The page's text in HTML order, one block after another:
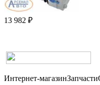
13 982 ₽
Интернет-магазинЗапчасти